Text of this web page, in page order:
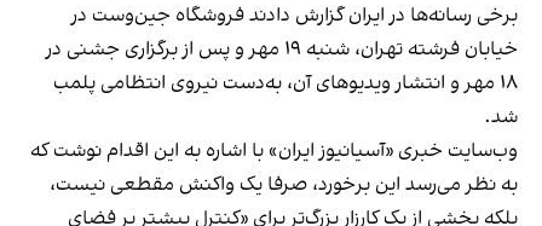
برخی رسانه‌ها در ایران گزارش دادند فروشگاه جین‌وست در
خیابان فرشته تهران، شنبه ۱۹ مهر و پس از برگزاری جشنی در
۱۸ مهر و انتشار ویدیوهای آن، به‌دست نیروی انتظامی پلمب
شد.
وب‌سایت خبری «آسیانیوز ایران» با اشاره به این اقدام نوشت که
به نظر می‌رسد این برخورد، صرفا یک واکنش مقطعی نیست،
بلکه بخشی از یک کارزار بزرگ‌تر برای «کنترل بیشتر بر فضای